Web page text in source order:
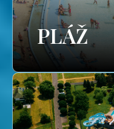
PLÁŽ